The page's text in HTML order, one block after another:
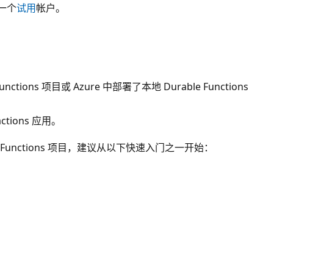
个试用帐户。
项目或 Azure 中部署了本地 Durable Functions
应用。
项目，建议从以下快速入门之一开始：